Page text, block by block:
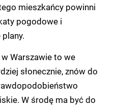
mieszkańcy powinni
pogodowe i
Warszawie to we
słonecznie, znów do
W środę ma być do